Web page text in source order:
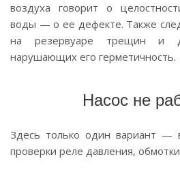
воздуха говорит о
воды — о ее дефекте. Также
на резервуаре трещин и
нарушающих его герметичность.
Насос не
Здесь только один вариант —
проверки реле давления,